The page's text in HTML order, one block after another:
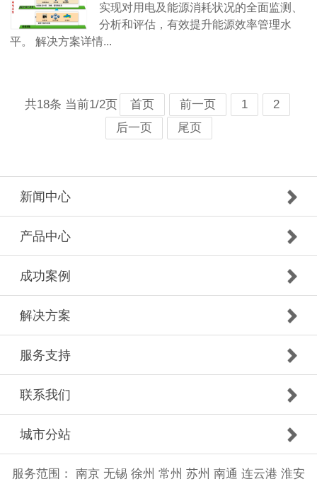
实现对用电及能源消耗状况的全面监测、
分析和评估，有效提升能源效率管理水
平。 解决方案详情...
共18条 当前1/2页 首页 前一页 1
2
后一页
尾页
新闻中心
产品中心
成功案例
解决方案
服务支持
联系我们
城市分站
服务范围： 南京 无锡 徐州 常州 苏州 南通 连云港 淮安